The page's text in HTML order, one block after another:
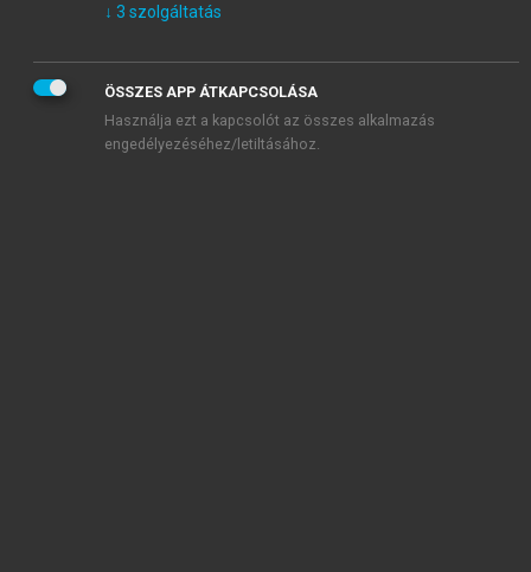
KIPRÓBÁLOM
↓ 3 szolgáltatás
ÖSSZES APP ÁTKAPCSOLÁSA
Használja ezt a kapcsolót az összes alkalmazás
engedélyezéséhez/letiltásához.